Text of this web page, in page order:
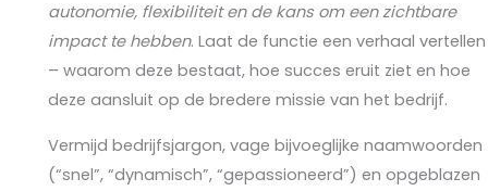
autonomie, flexibiliteit en de kans om een zichtbare
impact te hebben. Laat de functie een verhaal vertellen
– waarom deze bestaat, hoe succes eruit ziet en hoe
deze aansluit op de bredere missie van het bedrijf.
Vermijd bedrijfsjargon, vage bijvoeglijke naamwoorden
(“snel”, “dynamisch”, “gepassioneerd”) en opgeblazen